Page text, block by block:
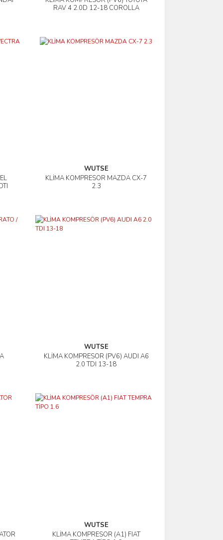
RAV 4 2.0D 12-18 COROLLA
İncele
WUTSE
KLİMA KOMPRESÖR MAZDA CX-7
2.3
İncele
WUTSE
KLİMA KOMPRESÖR (PV6) AUDI A6
2.0 TDI 13-18
İncele
WUTSE
KLİMA KOMPRESÖR (A1) FIAT